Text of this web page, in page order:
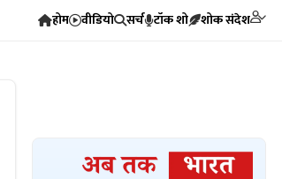
होम वीडियो सर्च टॉक शो शोक संदेश
›